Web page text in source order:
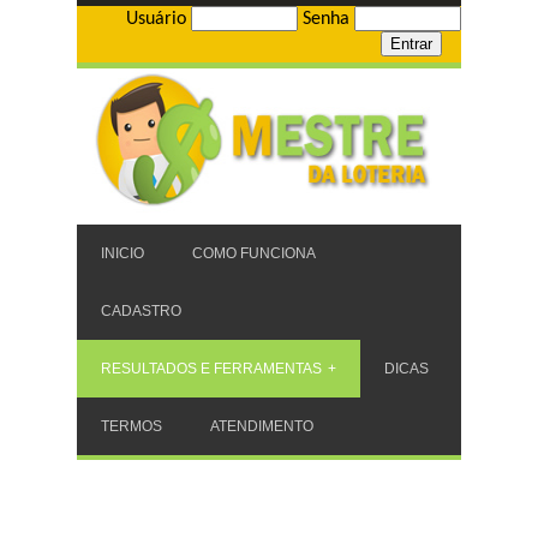
Usuário Senha
INICIO COMO FUNCIONA
CADASTRO
RESULTADOS E FERRAMENTAS DICAS
TERMOS ATENDIMENTO